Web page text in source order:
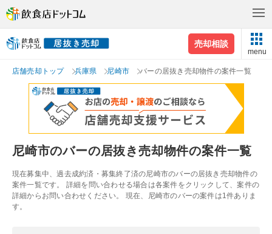
売却相談
menu
店舗売却トップ 兵庫県 尼崎市 バーの居抜き売却物件の案件一覧
尼崎市のバーの居抜き売却物件の案件一覧
現在募集中、過去成約済・募集終了済の尼崎市のバーの居抜き売却物件の
案件一覧です。 詳細を問い合わせる場合は各案件をクリックして、案件の
詳細からお問い合わせください。 現在、尼崎市のバーの案件は1件ありま
す。